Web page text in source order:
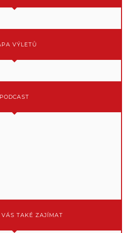
VÝLETŮ
PODCAST
VÁS TAKÉ ZAJÍMAT